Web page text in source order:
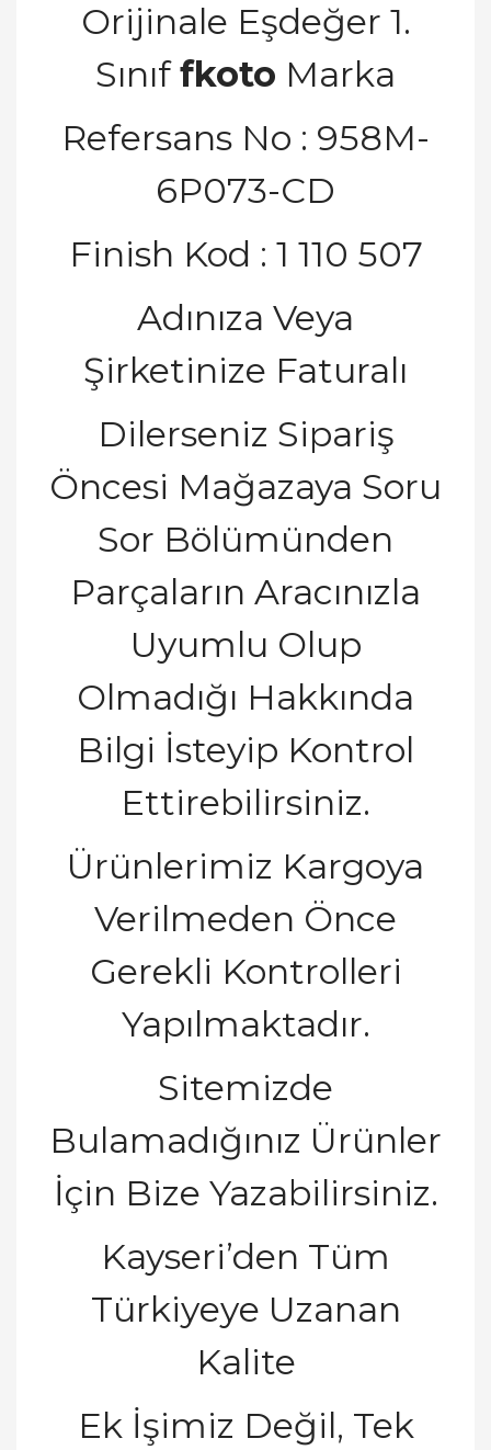
Orijinale Eşdeğer 1.
Sınıffkoto Marka
Refersans No : 958M-
6P073-CD
Finish Kod : 1 110 507
Adınıza Veya
Şirketinize Faturalı
Dilerseniz Sipariş
Öncesi Mağazaya Soru
Sor Bölümünden
Parçaların Aracınızla
Uyumlu Olup
Olmadığı Hakkında
Bilgi İsteyip Kontrol
Ettirebilirsiniz.
Ürünlerimiz Kargoya
Verilmeden Önce
Gerekli Kontrolleri
Yapılmaktadır.
Sitemizde
Bulamadığınız Ürünler
İçin Bize Yazabilirsiniz.
Kayseri’den Tüm
Türkiyeye Uzanan
Kalite
Ek İşimiz Değil, Tek